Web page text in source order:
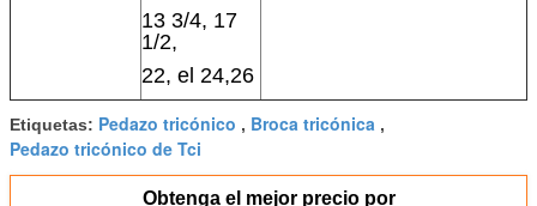
13 3/4, 17
1/2,
22, el 24,26
Etiquetas: Pedazo tricónico , Broca tricónica ,
Pedazo tricónico de Tci
Obtenga el mejor precio por